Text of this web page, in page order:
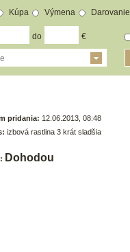
Kúpa Výmena Darovanie
do €
pridania: 12.06.2013, 08:48
izbová rastlina 3 krát sladšia
Dohodou